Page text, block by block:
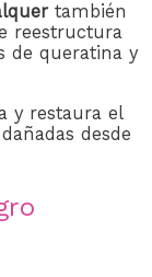
también
reestructura
de queratina y
y restaura el
desde